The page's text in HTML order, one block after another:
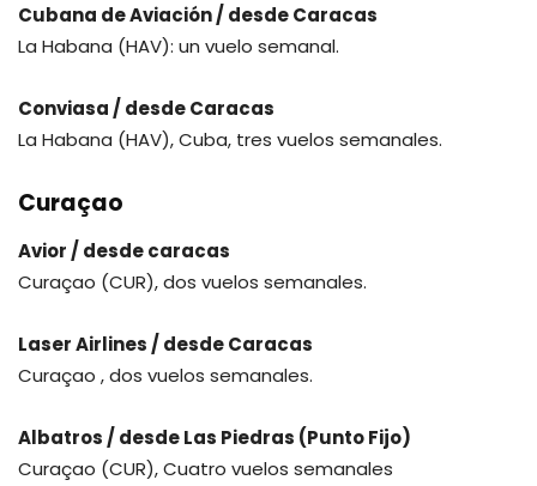
Cubana de Aviación / desde Caracas
La Habana (HAV): un vuelo semanal.
Conviasa / desde Caracas
La Habana (HAV), Cuba, tres vuelos semanales.
Curaçao
Avior / desde caracas
Curaçao (CUR), dos vuelos semanales.
Laser Airlines / desde Caracas
Curaçao , dos vuelos semanales.
Albatros / desde Las Piedras (Punto Fijo)
Curaçao (CUR), Cuatro vuelos semanales